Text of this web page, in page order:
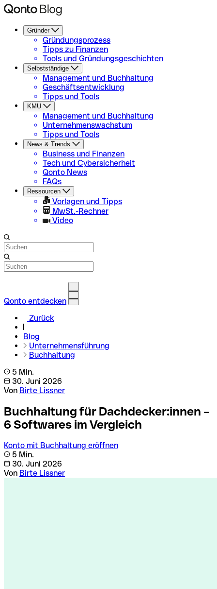
Gründer
Gründungsprozess
Tipps zu Finanzen
Tools und Gründungsgeschichten
Selbstständige
Management und Buchhaltung
Geschäftsentwicklung
Tipps und Tools
KMU
Management und Buchhaltung
Unternehmenswachstum
Tipps und Tools
News & Trends
Business und Finanzen
Tech und Cybersicherheit
Qonto News
FAQs
Ressourcen
Vorlagen und Tipps
MwSt.-Rechner
Video
Qonto entdecken
Zurück
Blog
Unternehmensführung
Buchhaltung
5 Min.
30. Juni 2026
Von Birte Lissner
Buchhaltung für Dachdecker:innen –
6 Softwares im Vergleich
Konto mit Buchhaltung eröffnen
5 Min.
30. Juni 2026
Von Birte Lissner